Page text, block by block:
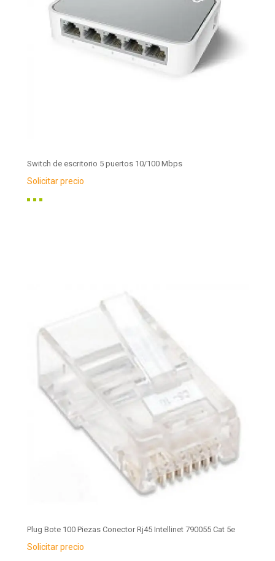
Switch de escritorio 5 puertos 10/100 Mbps
Solicitar precio
Plug Bote 100 Piezas Conector Rj45 Intellinet 790055 Cat 5e
Solicitar precio